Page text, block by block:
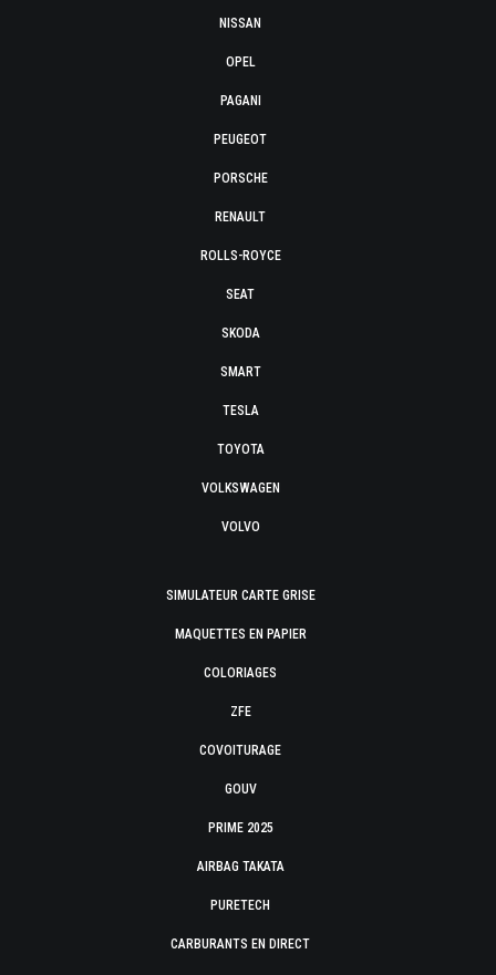
NISSAN
OPEL
PAGANI
PEUGEOT
PORSCHE
RENAULT
ROLLS-ROYCE
SEAT
SKODA
SMART
TESLA
TOYOTA
VOLKSWAGEN
VOLVO
SIMULATEUR CARTE GRISE
MAQUETTES EN PAPIER
COLORIAGES
ZFE
COVOITURAGE
GOUV
PRIME 2025
AIRBAG TAKATA
PURETECH
CARBURANTS EN DIRECT